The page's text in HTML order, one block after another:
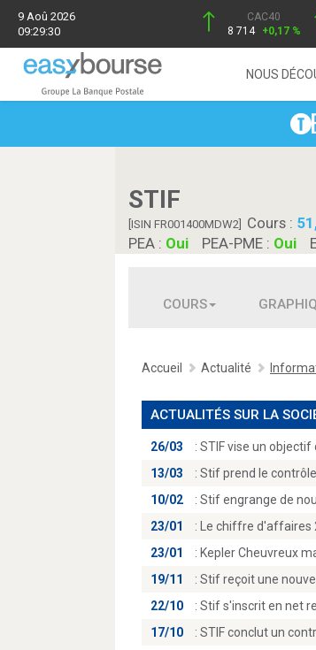
9 Aoû 2026
09:29:30
CAC40
8 714 +0,17 %
NOUS
STIF
[ISIN FR001400MDW2] Cours :
PEA : Oui PEA-PME : Oui
COURS
Accueil Actualité
ACTUALITÉS SUR LA
26/03 : STIF vise un objectif
13/03
: Stif prend le
10/02
: Stif engrange de
23/01
:
Le chiffre d'affaires
23/01
: Kepler Cheuvreux
19/11
: Stif reçoit une
22/10
: Stif s'inscrit en net
17/10
: STIF conclut un